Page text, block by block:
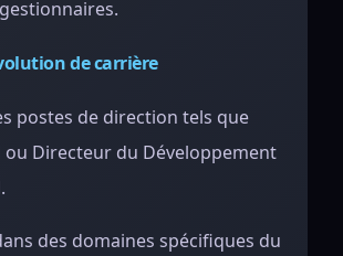
de carrière
postes de direction tels que
ou Directeur du Développement
des domaines spécifiques du